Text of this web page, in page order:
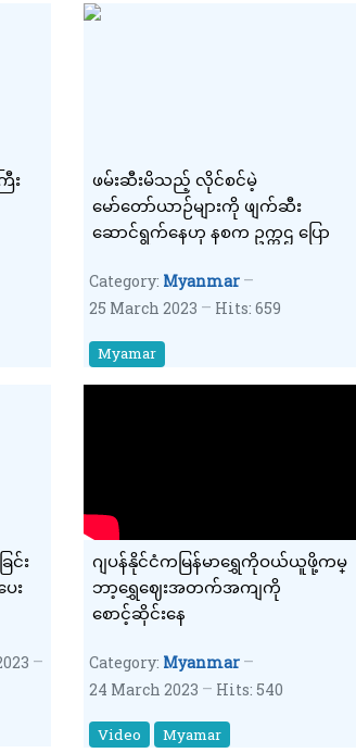
း
ဖမ်းဆီးမိသည့် လိုင်စင်မဲ့
မော်တော်ယာဉ်များကို ဖျက်ဆီး
ဆောင်ရွက်နေဟု နစက ဥက္ကဌ ပြော
Category: Myanmar
25 March 2023
Hits: 659
Myamar
င်း
း
ဂျပန်နိုင်ငံကမြန်မာရွှေကိုဝယ်ယူဖို့ကမ္
ဘာ့ရွှေဈေးအတက်အကျကို
စောင့်ဆိုင်းနေ
Category: Myanmar
24 March 2023
Hits: 540
Video Myamar